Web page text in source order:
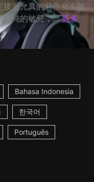
接近允真的前任女友敏
單純的敏兒，... 更多
Bahasa Indonesia
한국어
Português